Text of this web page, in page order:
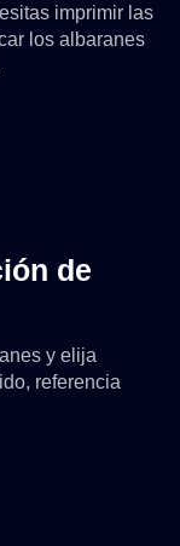
imprimir las
los albaranes
de
y elija
referencia